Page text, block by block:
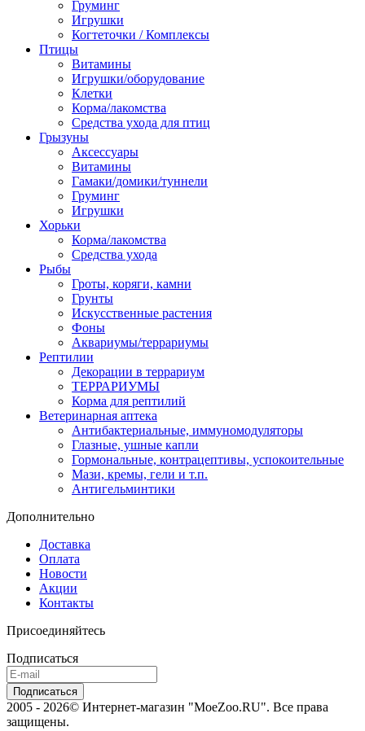
Груминг
Игрушки
Когтеточки / Комплексы
Птицы
Витамины
Игрушки/оборудование
Клетки
Корма/лакомства
Средства ухода для птиц
Грызуны
Аксессуары
Витамины
Гамаки/домики/туннели
Груминг
Игрушки
Хорьки
Корма/лакомства
Средства ухода
Рыбы
Гроты, коряги, камни
Грунты
Искусственные растения
Фоны
Аквариумы/террариумы
Рептилии
Декорации в террариум
ТЕРРАРИУМЫ
Корма для рептилий
Ветеринарная аптека
Антибактериальные, иммуномодуляторы
Глазные, ушные капли
Гормональные, контрацептивы, успокоительные
Мази, кремы, гели и т.п.
Антигельминтики
Дополнительно
Доставка
Оплата
Новости
Акции
Контакты
Присоединяйтесь
Подписаться
2005 - 2026© Интернет-магазин "MoeZoo.RU". Все права
защищены.